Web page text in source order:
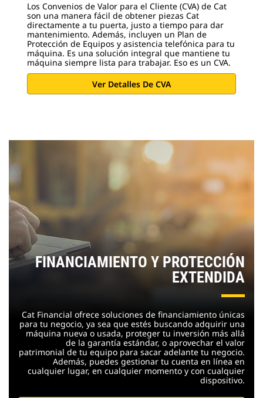
Los Convenios de Valor para el Cliente (CVA) de Cat
son una manera fácil de obtener piezas Cat
directamente a tu puerta, justo a tiempo para dar
mantenimiento. Además, incluyen un Plan de
Protección de Equipos y asistencia telefónica para tu
máquina. Es una solución integral que mantiene tu
máquina siempre lista para trabajar. Eso es un CVA.
Ver Detalles De CVA
FINANCIAMIENTO Y PROTECCIÓN
EXTENDIDA
Cat Financial ofrece soluciones de financiamiento únicas
para tu negocio, ya sea que estés buscando adquirir una
máquina nueva o usada, proteger tu inversión más allá
de la garantía estándar, o aprovechar el valor
patrimonial de tu equipo para sacar adelante tu negocio.
Además, puedes gestionar tu cuenta en línea en
cualquier lugar, en cualquier momento y con cualquier
dispositivo.